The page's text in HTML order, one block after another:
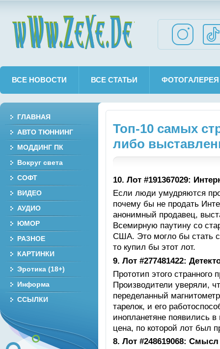
ВСЕ НОВОСТИ ВСЕ СТАТЬИ ФОТОГАЛЕРЕЯ
Топ-10 самых
либо
10. Лот #191367029:
Если люди умудряются
почему бы не продать
анонимный продавец,
Всемирную паутину со
США. Это могло бы стать
то купил бы этот лот.
9. Лот #277481422:
Прототип этого
Производители уверяли,
переделанный
тарелок, и его
инопланетяне появились
цена, по которой лот был
8. Лот #248619068:
ГЛАВНАЯ
АВТО ТЮННИНГ
МОДДИНГ ПК
Вокруг света
СОФТ
ВИДЕО
АУДИО
ЮМОР
РАЗНОЕ
КАРТИНКИ
Эротика (18+)
Информа
ССЫЛКИ